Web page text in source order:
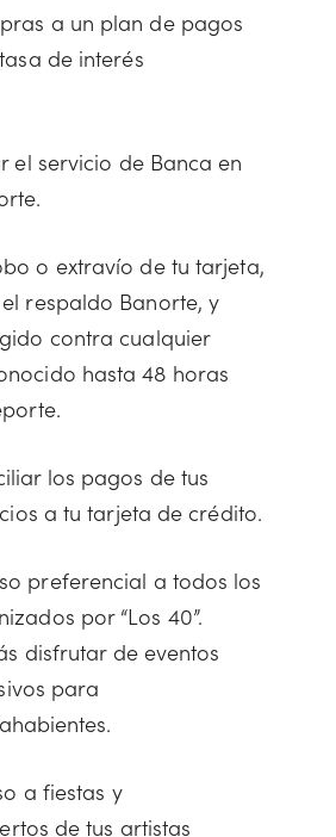
a un plan de pagos
de interés
el servicio de Banca en
o extravío de tu tarjeta,
respaldo Banorte, y
contra cualquier
hasta 48 horas
los pagos de tus
a tu tarjeta de crédito.
preferencial a todos los
por “Los 40”.
disfrutar de eventos
para
a fiestas y
de tus artistas